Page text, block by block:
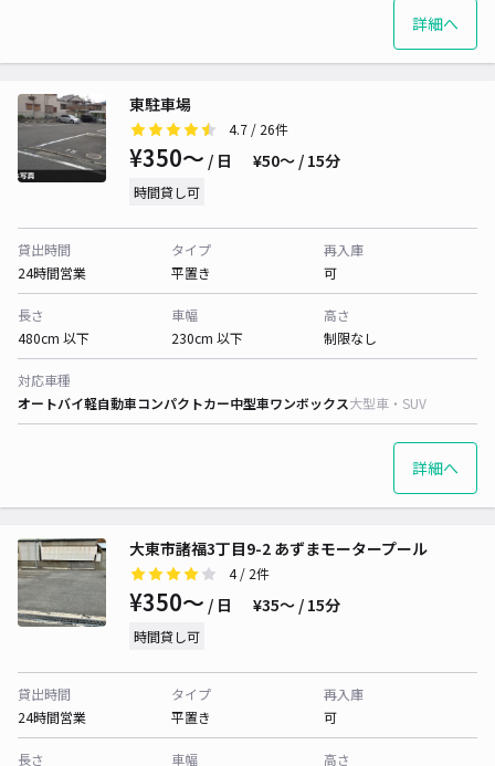
詳細へ
東駐車場
4.7 / 26件
¥350〜 / 日 ¥50〜 / 15分
時間貸し可
貸出時間
24時間営業
タイプ
平置き
再入庫
可
長さ
480cm 以下
車幅
230cm 以下
高さ
制限なし
対応車種
オートバイ軽自動車コンパクトカー中型車ワンボックス大型車・SUV
詳細へ
大東市諸福3丁目9-2 あずまモータープール
4/ 2件
¥350〜 / 日 ¥35〜 / 15分
時間貸し可
貸出時間
24時間営業
タイプ
平置き
再入庫
可
長さ 車幅 高さ